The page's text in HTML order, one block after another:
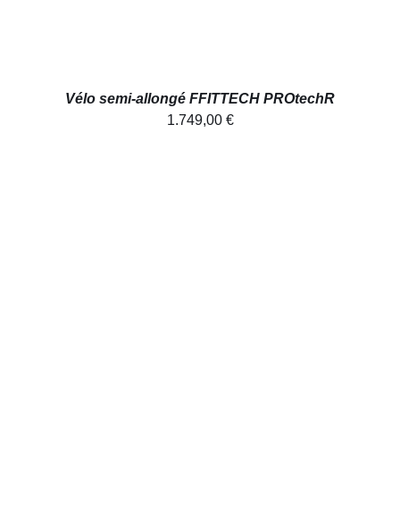
Vélo semi-allongé FFITTECH PROtechR
1.749,00 €